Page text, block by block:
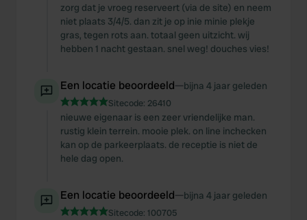
zorg dat je vroeg reserveert (via de site) en neem
niet plaats 3/4/5. dan zit je op inie minie plekje
gras, tegen rots aan. totaal geen uitzicht. wij
hebben 1 nacht gestaan. snel weg! douches vies!
Een locatie beoordeeld—bijna 4 jaar geleden
Sitecode: 26410
nieuwe eigenaar is een zeer vriendelijke man.
rustig klein terrein. mooie plek. on line inchecken
kan op de parkeerplaats. de receptie is niet de
hele dag open.
Een locatie beoordeeld—bijna 4 jaar geleden
Sitecode: 100705